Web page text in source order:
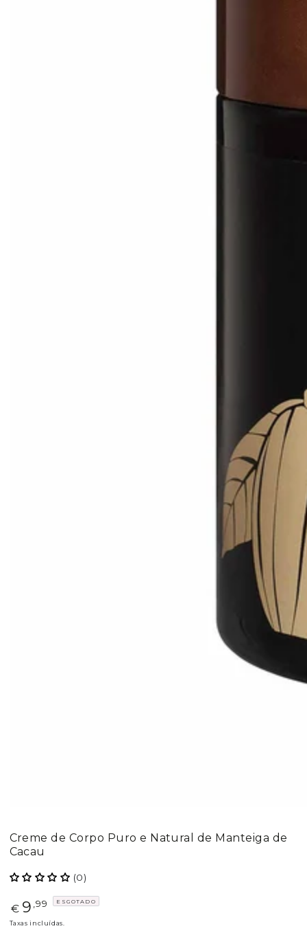
Creme de Corpo Puro e Natural de Manteiga de
Cacau
(0)
Preço
regular
€ 9 ,99 ESGOTADO
Taxas incluídas.